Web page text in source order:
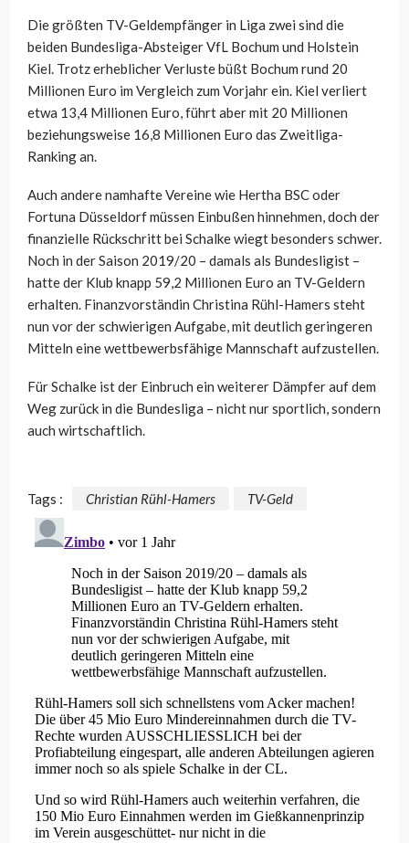
Die größten TV-Geldempfänger in Liga zwei sind die
beiden Bundesliga-Absteiger VfL Bochum und Holstein
Kiel. Trotz erheblicher Verluste büßt Bochum rund 20
Millionen Euro im Vergleich zum Vorjahr ein. Kiel verliert
etwa 13,4 Millionen Euro, führt aber mit 20 Millionen
beziehungsweise 16,8 Millionen Euro das Zweitliga-
Ranking an.
Auch andere namhafte Vereine wie Hertha BSC oder
Fortuna Düsseldorf müssen Einbußen hinnehmen, doch der
finanzielle Rückschritt bei Schalke wiegt besonders schwer.
Noch in der Saison 2019/20 – damals als Bundesligist –
hatte der Klub knapp 59,2 Millionen Euro an TV-Geldern
erhalten. Finanzvorständin Christina Rühl-Hamers steht
nun vor der schwierigen Aufgabe, mit deutlich geringeren
Mitteln eine wettbewerbsfähige Mannschaft aufzustellen.
Für Schalke ist der Einbruch ein weiterer Dämpfer auf dem
Weg zurück in die Bundesliga – nicht nur sportlich, sondern
auch wirtschaftlich.
Tags : Christian Rühl-Hamers TV-Geld